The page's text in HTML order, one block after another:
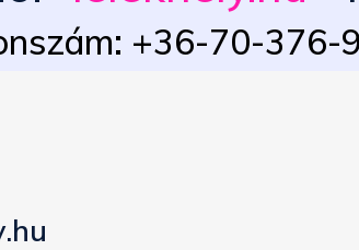
+36-70-376-